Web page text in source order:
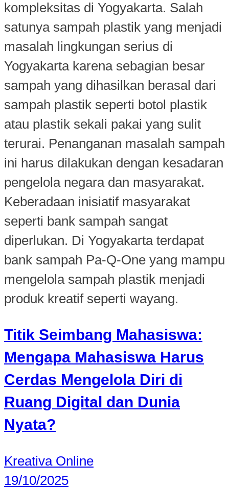
kompleksitas di Yogyakarta. Salah
satunya sampah plastik yang menjadi
masalah lingkungan serius di
Yogyakarta karena sebagian besar
sampah yang dihasilkan berasal dari
sampah plastik seperti botol plastik
atau plastik sekali pakai yang sulit
terurai. Penanganan masalah sampah
ini harus dilakukan dengan kesadaran
pengelola negara dan masyarakat.
Keberadaan inisiatif masyarakat
seperti bank sampah sangat
diperlukan. Di Yogyakarta terdapat
bank sampah Pa-Q-One yang mampu
mengelola sampah plastik menjadi
produk kreatif seperti wayang.
Titik Seimbang Mahasiswa:
Mengapa Mahasiswa Harus
Cerdas Mengelola Diri di
Ruang Digital dan Dunia
Nyata?
Kreativa Online
19/10/2025